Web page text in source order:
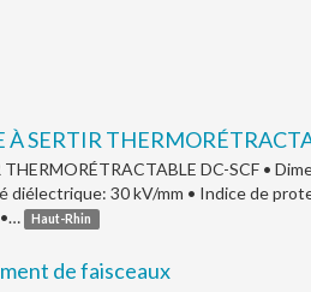
À SERTIR
DC-SCF •
30 kV/mm • Indice de
Haut-Rhin
de faisceaux